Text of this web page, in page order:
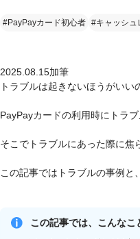
#PayPayカード初心者 #キャッシュ
2025.08.15加筆
トラブルは起きないほうがいい
PayPayカードの利用時にトラ
そこでトラブルにあった際に焦
この記事ではトラブルの事例と
この記事では、こんなこ